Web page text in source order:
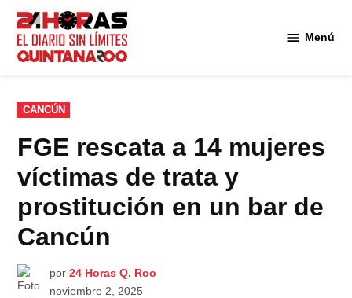
Saltar
contenido
Menú
PUBLICADO
EN
CANCÚN
FGE rescata a 14 mujeres
víctimas de trata y
prostitución en un bar de
Cancún
por 24 Horas Q. Roo
noviembre 2, 2025